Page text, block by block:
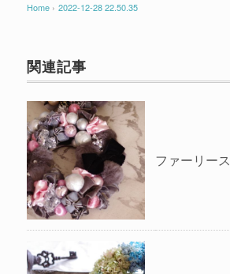
Home › 2022-12-28 22.50.35
関連記事
ファーリース